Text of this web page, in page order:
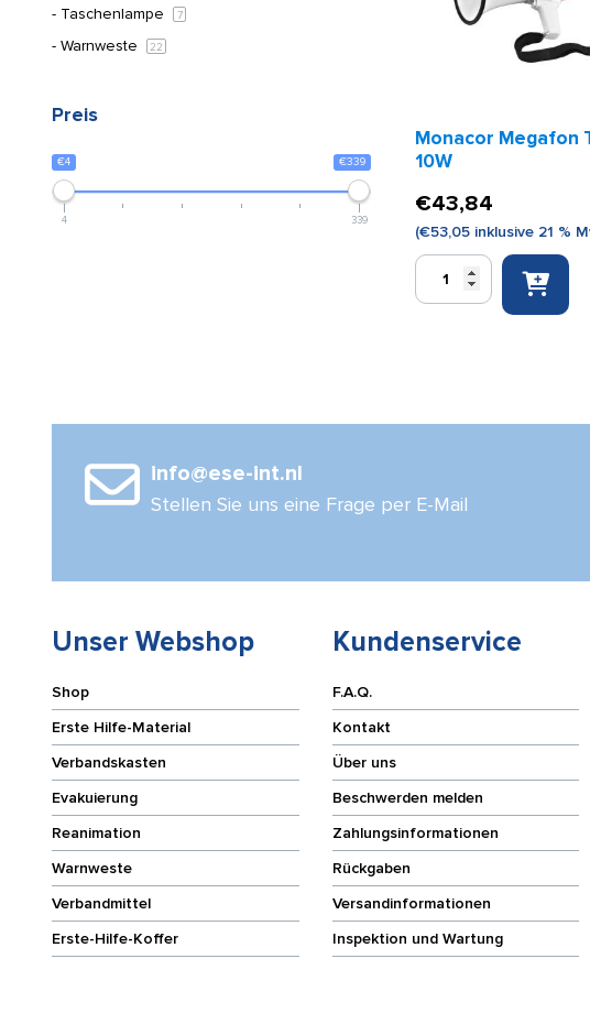
Taschenlampe 7
Warnweste 22
Preis
€4 €339
4 339
Monacor Megafon
10W
€43,84
(€53,05 inklusive 21 %
Monacor
Megafon
info@ese-int.nl
Stellen Sie uns eine Frage per E-Mail
Unser Webshop
Shop
Erste Hilfe-Material
Verbandskasten
Evakuierung
Reanimation
Warnweste
Verbandmittel
Erste-Hilfe-Koffer
Kundenservice
F.A.Q.
Kontakt
Über uns
Beschwerden melden
Zahlungsinformationen
Rückgaben
Versandinformationen
Inspektion und Wartung